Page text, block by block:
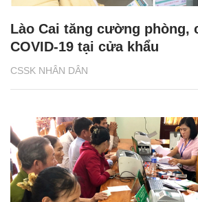
CSSK NHÂN DÂN
Lào Cai tăng cường phòng,
COVID-19 tại cửa khẩu